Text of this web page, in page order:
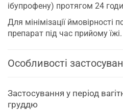
ібупрофену) протягом 24
Для мінімізації ймовірності
препарат під час прийому їжі.
Особливості
Застосування у період
груддю